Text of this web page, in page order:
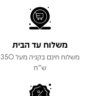
משלוח עד הבית
משלוח חינם בקניה מעל 350
ש"ח